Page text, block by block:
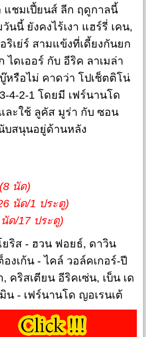
แชมเปี้ยนส์ ลีก ฤดูกาลนี้
นี้ ยังคงไร้เงา แฮร์รี่ เคน,
เย่ร์ สามแข้งที่เดี้ยงกันยก
ไดเออร์ กับ อีริค ลาเมล่า
หรือไม่ คาดว่า โปเช็ตติโน่
4-2-1 โดยมี เฟร์นานโด
ละใช้ ลูคัส มูร่า กับ ซอน
บสนุนอยู่ด้านหลัง
นัด)
นัด/1 ประตู)
ด/17 ประตู)
ยริส - ฮวน ฟอยธ์, ดาวิน
เก้น - ไคล์ วอล์คเกอร์-ปี
คริสเตียน อีริคเซ่น, เบ็น เด
น - เฟร์นานโด ญอเรนเต้